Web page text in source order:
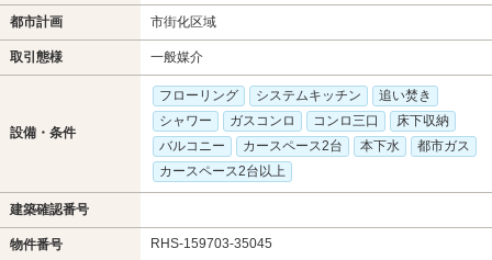
都市計画 市街化区域
取引態様 一般媒介
設備・条件
フローリング システムキッチン
追い焚き
シャワー
ガスコンロ コンロ三口
床下収納
バルコニー
カースペース2台 本下水
都市ガス
カースペース2台以上
建築確認番号
物件番号 RHS-159703-35045